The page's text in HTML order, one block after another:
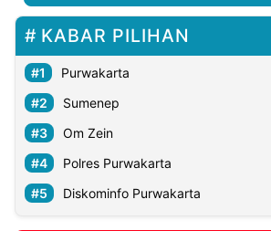
KABAR PILIHAN
Purwakarta
Sumenep
Om Zein
Polres Purwakarta
Diskominfo Purwakarta